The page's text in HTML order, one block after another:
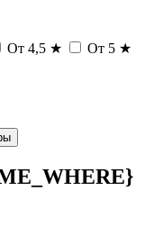
От 4,5 ★ От 5 ★